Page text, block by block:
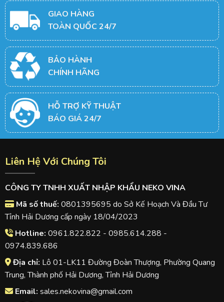
GIAO HÀNG
TOÀN QUỐC 24/7
BẢO HÀNH
CHÍNH HÃNG
HỖ TRỢ KỸ THUẬT
BÁO GIÁ 24/7
Liên Hệ Với Chúng Tôi
CÔNG TY TNHH XUẤT NHẬP KHẨU NEKO VINA
Mã số thuế: 0801395695 do Sở Kế Hoạch Và Đầu Tư
Tỉnh Hải Dương cấp ngày 18/04/2023
Hotline: 0961.822.822 - 0985.614.288 -
0974.839.686
Địa chỉ: Lô 01-LK11 Đường Đoàn Thượng, Phường Quang
Trung, Thành phố Hải Dương, Tỉnh Hải Dương
Email: sales.nekovina@gmail.com